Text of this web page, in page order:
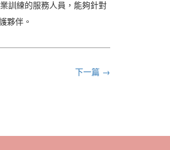
訓練的服務人員，能夠針對
夥伴。
下一篇 →